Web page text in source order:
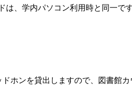
、学内パソコン利用時と同一です
ンを貸出しますので、図書館カ